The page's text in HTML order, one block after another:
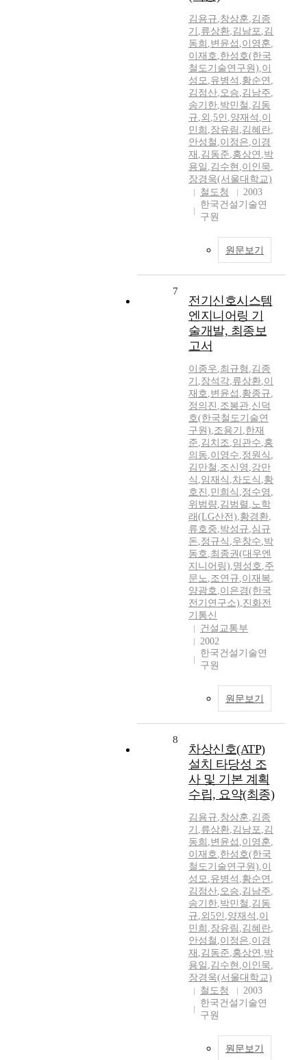
김용규,창상훈,김종
기 ,류상환,김남포,김
동희 ,변윤섭 ,이영훈,
이재호,한성호(한국
철도기술연구원),이
성모,유병석 ,황순연 ,
김점산,오승,김남주,
송기한,박민철 ,김동
규,외 ,5인 ,양재석 ,이
민희 ,장유림 ,김혜란,
안성철 ,이정은,이경
재 ,김동준,홍상연 ,박
용일 ,김수현 ,이인묵,
장경욱(서울대학교)
철도청
2003
한국건설기술연
구원
원문보기
7
전기신호시스템
엔지니어링 기
술개발, 최종보
고서
이종우,최규형 ,김종
기 ,장석각,류상환,이
재호,변윤섭 ,황종규,
정의진 ,조봉관,신덕
호(한국철도기술연
구원),조용기 ,한재
준,김치조,임관수,홍
의동,이영수,정원식 ,
김만철 ,조신영 ,강만
식 ,임재식 ,차도식 ,황
호진 ,민희식 ,정수영 ,
위범량,김범렬 ,노학
래(LG산전),황경환,
류호중,박성규,심규
돈,정규식 ,우창수,박
동호,최종권(대우엔
지니어링),명성호,주
문노,조연규,이재복,
양광호,이은경(한국
전기연구소),진화전
기통신
건설교통부
2002
한국건설기술연
구원
원문보기
8
차상신호(ATP)
설치 타당성 조
사 및 기본 계획
수립, 요약(최종)
김용규,창상훈,김종
기 ,류상환,김남포,김
동희 ,변윤섭 ,이영훈,
이재호,한성호(한국
철도기술연구원),이
성모,유병석 ,황순연 ,
김점산,오승,김남주,
송기한,박민철 ,김동
규,외5인 ,양재석 ,이
민희 ,장유림 ,김혜란,
안성철 ,이정은,이경
재 ,김동준,홍상연 ,박
용일 ,김수현 ,이인묵,
장경욱(서울대학교)
철도청
2003
한국건설기술연
구원
원문보기